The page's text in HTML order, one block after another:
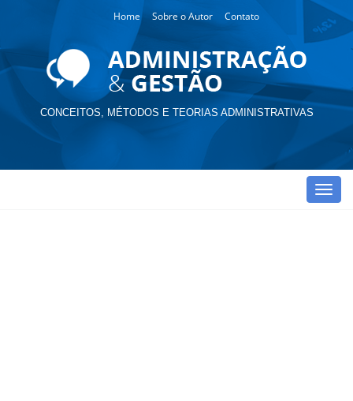
Home Sobre o Autor Contato
CONCEITOS, MÉTODOS E TEORIAS ADMINISTRATIVAS